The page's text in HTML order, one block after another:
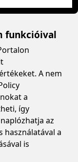
funkcióival
A nem
a
így
az
a
is